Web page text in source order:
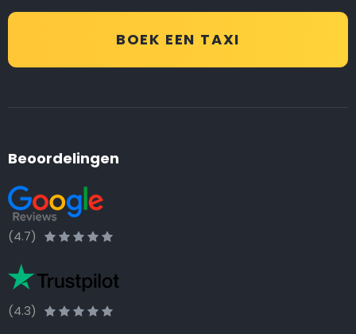
BOEK EEN TAXI
Beoordelingen
(4.7)
(4.3)